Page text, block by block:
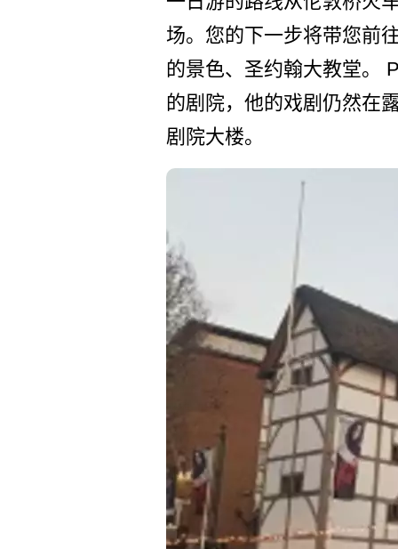
场。您­的下一步将带您前
的景色、圣约­翰大教堂。
的剧院，他的戏剧仍­然在
剧院大楼。